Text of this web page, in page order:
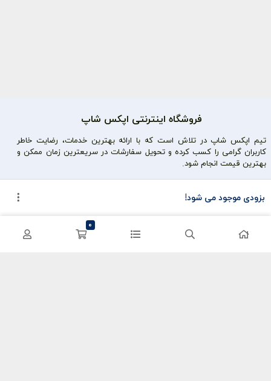
بزودی موجود می شود!
فروشگاه اینترنتی اپکس شاپ
تیم اپکس شاپ در تلاش است که با ارائه بهترین خدمات، رضایت خاطر
کاربران گرامی را کسب کرده و تحویل سفارشات در سریعترین زمان ممکن و
بهترین قیمت انجام شود.
کریستال گنشین
سفارشات
0